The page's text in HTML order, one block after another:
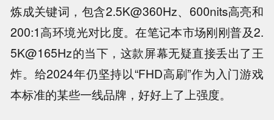
炼成关键词，包含2.5K@360Hz、600nits高亮和
200:1高环境光对比度。在笔记本市场刚刚普及2.
5K@165Hz的当下，这款屏幕无疑直接丢出了王
炸。给2024年仍坚持以“FHD高刷”作为入门游戏
本标准的某些一线品牌，好好上了上强度。